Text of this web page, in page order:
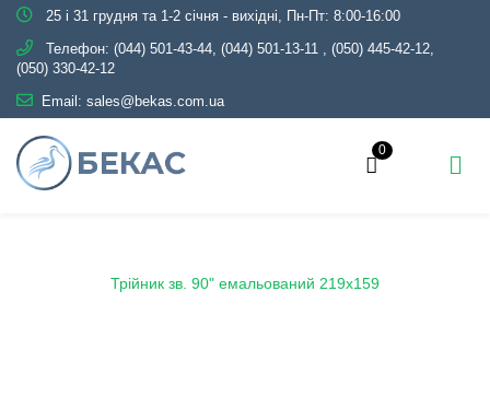
25 і 31 грудня та 1-2 січня - вихідні, Пн-Пт: 8:00-16:00
Телефон: (044) 501-43-44, (044) 501-13-11 , (050) 445-42-12,
(050) 330-42-12
Email: sales@bekas.com.ua
0
Трійник зв. 90" емальований 219х159